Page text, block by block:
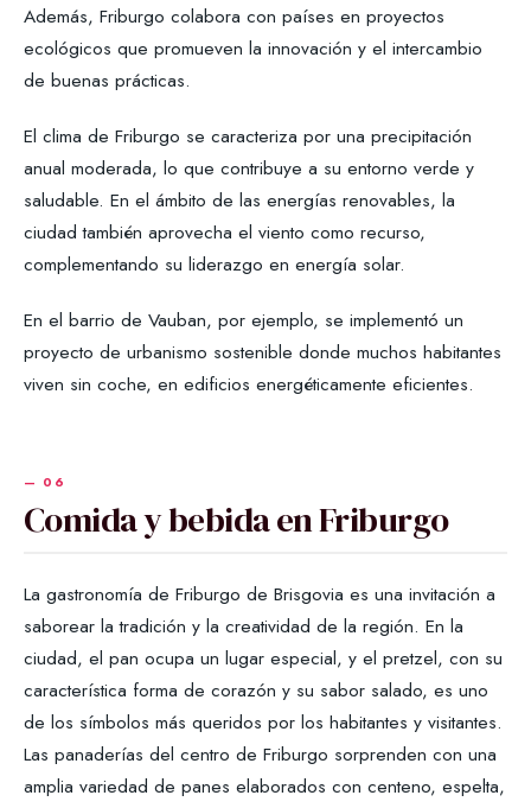
Además, Friburgo colabora con países en proyectos
ecológicos que promueven la innovación y el intercambio
de buenas prácticas.
El clima de Friburgo se caracteriza por una precipitación
anual moderada, lo que contribuye a su entorno verde y
saludable. En el ámbito de las energías renovables, la
ciudad también aprovecha el viento como recurso,
complementando su liderazgo en energía solar.
En el barrio de Vauban, por ejemplo, se implementó un
proyecto de urbanismo sostenible donde muchos habitantes
viven sin coche, en edificios energéticamente eficientes.
Comida y bebida en Friburgo
La gastronomía de Friburgo de Brisgovia es una invitación a
saborear la tradición y la creatividad de la región. En la
ciudad, el pan ocupa un lugar especial, y el pretzel, con su
característica forma de corazón y su sabor salado, es uno
de los símbolos más queridos por los habitantes y visitantes.
Las panaderías del centro de Friburgo sorprenden con una
amplia variedad de panes elaborados con centeno, espelta,